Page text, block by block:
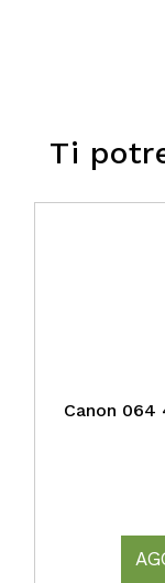
Ti
Canon 064